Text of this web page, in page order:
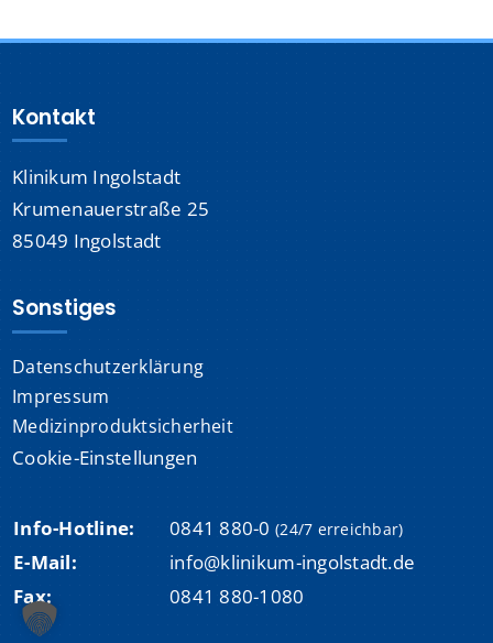
Kontakt
Klinikum Ingolstadt
Krumenauerstraße 25
85049 Ingolstadt
Sonstiges
Datenschutzerklärung
Impressum
Medizinproduktsicherheit
Cookie-Einstellungen
Info-Hotline: 0841 880-0 (24/7 erreichbar)
E-Mail:
info@klinikum-ingolstadt.de
Fax:
0841 880-1080